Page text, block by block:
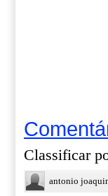
Classificar
antonio